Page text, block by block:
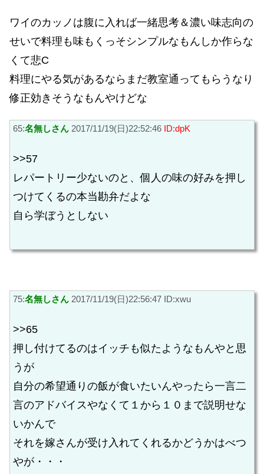
ワイのカッノは腹に入れば一緒思考＆濃い味志向の
せいで料理も味もくっそシンプルなもんしか作らな
くて悲C
料理にやる気があるならまだ教室通ってもらうなり
修正効きそうなもんやけどな
65:名無しさん 2017/11/19(日)22:52:46 ID:dpK
>>57
レパートリー少ないのと、個人の味の好みを押し
つけてくるの本当勘弁だよな
自ら学ぼうとしない
75:名無しさん 2017/11/19(日)22:56:47 ID:xwu
>>65
押し付けてるのはイッチも似たようなもんやと思
うが
自分の希望通りの飯が食いたいんやったら一言二
言のアドバイスやなくて１から１０まで説明せな
いかんで
それを嫁さんが受け入れてくれるかどうかはべつ
やが・・・